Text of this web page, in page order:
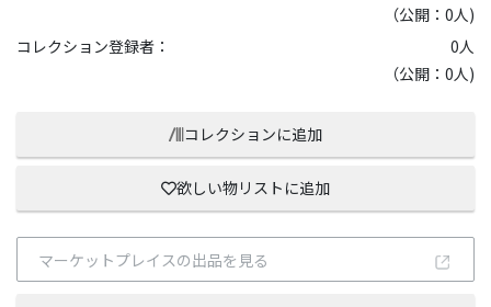
（公開：0人)
コレクション登録者：
0人
（公開：0人)
コレクションに追加
欲しい物リストに追加
マーケットプレイスの出品を見る